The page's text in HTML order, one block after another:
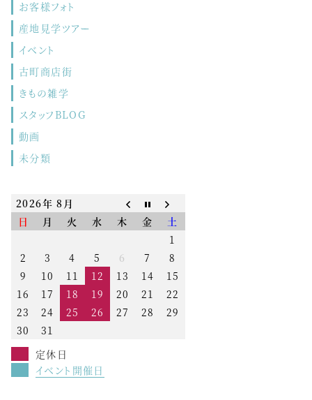
お客様フォト
産地見学ツアー
イベント
古町商店街
きもの雑学
スタッフBLOG
動画
未分類
2026年 8月
日
月 火 水 木 金
土
1
2
3 4 5 6 7
8
9
10 11 12 13 14
15
16
17 18 19 20 21
22
23
24 25 26 27 28
29
30
31
定休日
イベント開催日